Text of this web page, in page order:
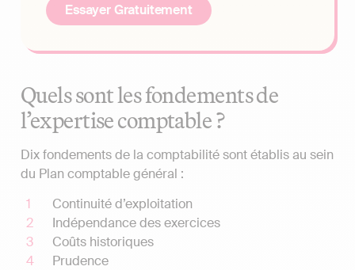
Essayer Gratuitement
Quels sont les fondements de
l’expertise comptable ?
Dix fondements de la comptabilité sont établis au sein
du Plan comptable général :
Continuité d’exploitation
Indépendance des exercices
Coûts historiques
Prudence